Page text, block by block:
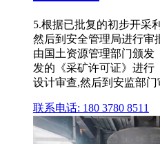
5.根据已批复的初步开采
然后到安全管理局进行审
由国土资源管理部门颁发
发的《采矿许可证》进行
设计审查,然后到安监部门
联系电话: 180 3780 8511